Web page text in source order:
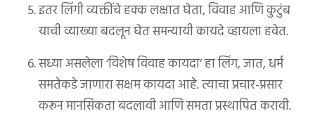
इतर लिंगी व्यक्तींचे हक्क लक्षात घेता, विवाह आणि कुटुंब
याची व्याख्या बदलून घेत समन्यायी कायदे व्हायला हवेत.
सध्या असलेला ‘विशेष विवाह कायदा’ हा लिंग, जात, धर्म
समतेकडे जाणारा सक्षम कायदा आहे. त्याचा प्रचार-प्रसार
करून मानसिकता बदलावी आणि समता प्रस्थापित करावी.